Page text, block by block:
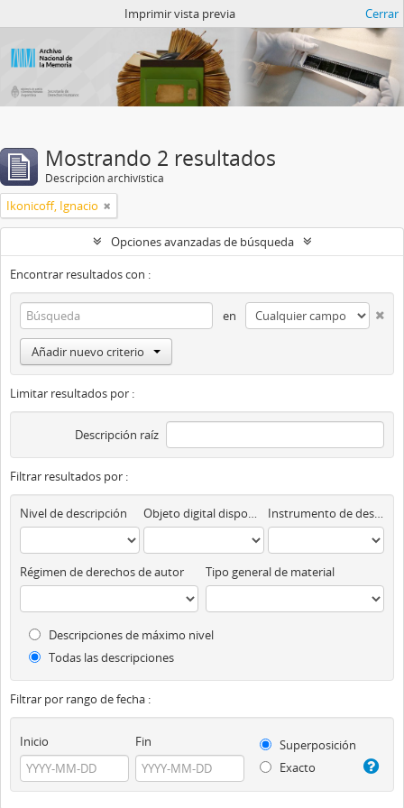
Imprimir vista previa Cerrar
Mostrando 2 resultados
Descripción archivística
Ikonicoff, Ignacio
Opciones avanzadas de búsqueda
Encontrar resultados con :
en
Añadir nuevo criterio
Limitar resultados por :
Descripción raíz
Filtrar resultados por :
Nivel de descripción Objeto digital disponibles Instrumento de descripción
Régimen de derechos de autor Tipo general de material
Descripciones de máximo nivel
Todas las descripciones
Filtrar por rango de fecha :
Inicio Fin
Superposición
Exacto